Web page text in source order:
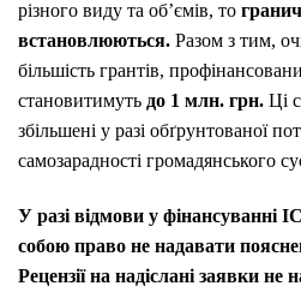
різного виду та об’ємів, то
встановлюються. Разом з тим,
більшість грантів, профінан
становитимуть до 1 млн. грн. Ці
збільшені у разі обґрунтованої
самозарадності громадянського
У разі відмови у фінансуванні
собою право не надавати
Рецензії на надіслані заявки не